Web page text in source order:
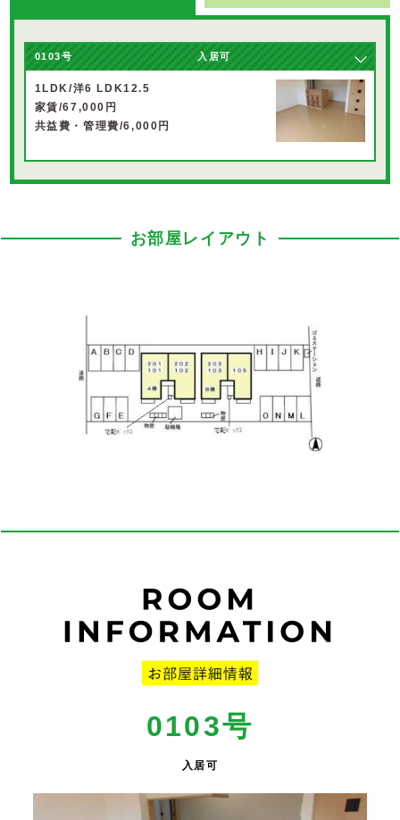
0103号 入居可
1LDK/洋6 LDK12.5
家賃/67,000円
共益費・管理費/6,000円
お部屋レイアウト
0103号
入居可